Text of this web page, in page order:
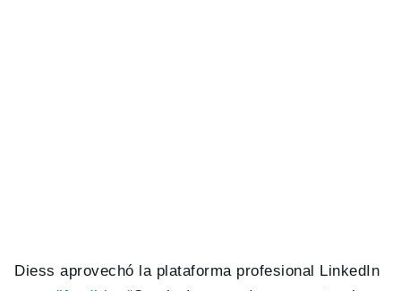
Diess aprovechó la plataforma profesional LinkedIn